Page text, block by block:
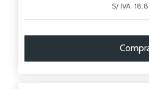
S/ IVA